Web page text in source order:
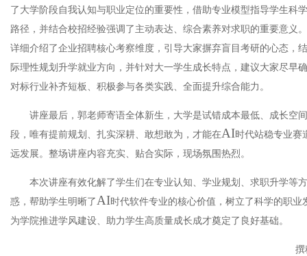
了大学阶段自我认知与职业定位的重要性，借助专业模型指导学生科
路径，并结合校招经验强调了主动表达、综合素养对求职的重要意义
详细介绍了企业招聘核心考察维度，引导大家摒弃盲目考研的心态，
际理性规划升学就业方向，并针对大一学生成长特点，建议大家尽早
对标行业补齐短板、积极参与各类实践、全面提升综合能力。
讲座最后，郭老师寄语全体新生 ，大学是试错成本最低、成长空
段，唯有提前规划、扎实深耕、敢想敢为，才能在AI时代站稳专业赛
远发展。整场讲座内容充实、贴合实际，现场氛围热烈。
本次讲座有效化解了学生们在专业认知、学业规划、求职升学等
惑，帮助学生明晰了 AI时代软件专业的核心价值，树立了科学的职业
为学院推进学风建设、助力学生高质量成长成才奠定了良好基础。
撰